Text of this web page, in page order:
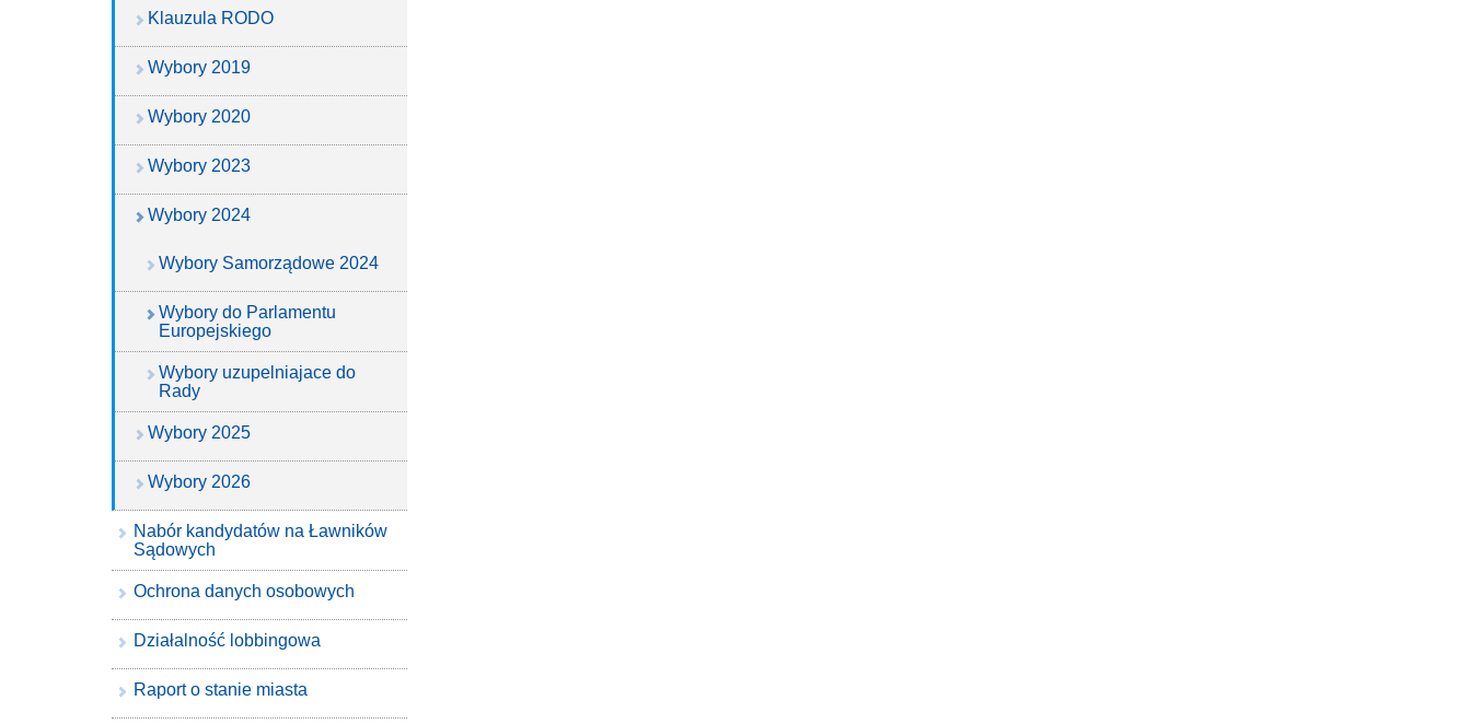
Klauzula RODO
Wybory 2019
Wybory 2020
Wybory 2023
Wybory 2024
Wybory Samorządowe 2024
Wybory do Parlamentu
Europejskiego
Wybory uzupelniajace do
Rady
Wybory 2025
Wybory 2026
Nabór kandydatów na Ławników
Sądowych
Ochrona danych osobowych
Działalność lobbingowa
Raport o stanie miasta